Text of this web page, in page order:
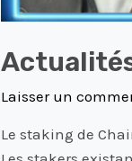
Laisser un
Le staking de